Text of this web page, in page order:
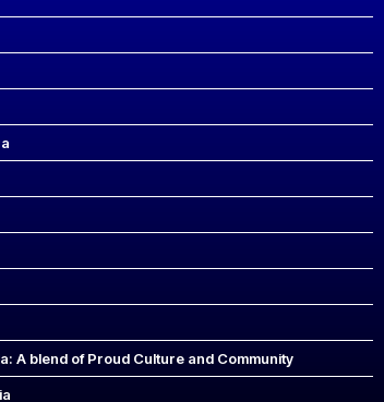
A blend of Proud Culture and Community